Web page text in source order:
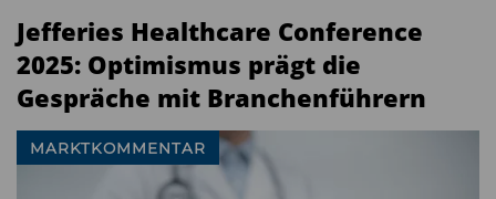
Jefferies Healthcare Conference
2025: Optimismus prägt die
Gespräche mit Branchenführern
MARKTKOMMENTAR